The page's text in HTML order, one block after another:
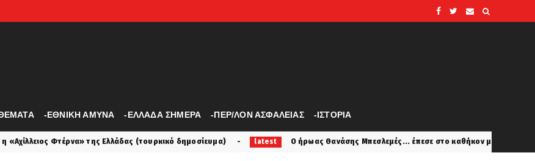
-ΕΘΝΙΚΗ ΑΜΥΝΑ -ΕΛΛΑΔΑ ΣΗΜΕΡΑ -ΠΕΡ/ΛΟΝ ΑΣΦΑΛΕΙΑΣ -ΙΣΤΟΡΙΑ
της Ελλάδας (τουρκικό δημοσίευμα) latest Ο ήρωας Θανάσης Μπεσλεμές... έπεσε στο καθήκον με Pezetel όταν η Κέρκυρα